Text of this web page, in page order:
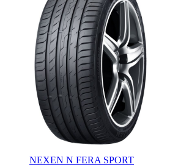
NEXEN N FERA SPORT